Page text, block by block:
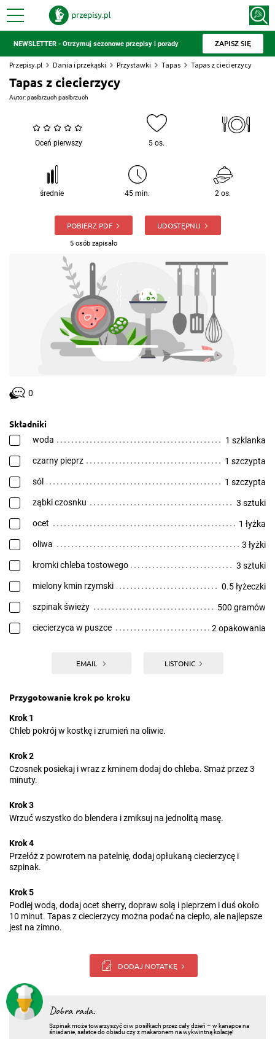
NEWSLETTER - Otrzymuj sezonowe przepisy i porady ZAPISZ SIĘ
Przepisy.pl Dania i przekąski Przystawki Tapas Tapas z ciecierzycy
Tapas z ciecierzycy
Autor:pasibrzuch pasibrzuch
Oceń pierwszy 5 os.
średnie 45 min. 2 os.
POBIERZ PDF
5 osób zapisało
UDOSTĘPNIJ
0
Składniki
woda 1 szklanka
czarny pieprz 1 szczypta
sól 1 szczypta
ząbki czosnku 3 sztuki
ocet 1 łyżka
oliwa 3 łyżki
kromki chleba tostowego 3 sztuki
mielony kmin rzymski 0.5 łyżeczki
szpinak świeży 500 gramów
ciecierzyca w puszce 2 opakowania
EMAIL LISTONIC
Przygotowanie krok po kroku
Krok 1
Chleb pokrój w kostkę i zrumień na oliwie.
Krok 2
Czosnek posiekaj i wraz z kminem dodaj do chleba. Smaż przez 3
minuty.
Krok 3
Wrzuć wszystko do blendera i zmiksuj na jednolitą masę.
Krok 4
Przełóż z powrotem na patelnię, dodaj opłukaną ciecierzycę i
szpinak.
Krok 5
Podlej wodą, dodaj ocet sherry, dopraw solą i pieprzem i duś około
10 minut. Tapas z ciecierzycy można podać na ciepło, ale najlepsze
jest na zimno.
DODAJ NOTATKĘ
Dobra rada:
Szpinak może towarzyszyć ci w posiłkach przez cały dzień – w kanapce na
śniadanie, sałatce do obiadu czy z makaronem na wykwintną kolację!